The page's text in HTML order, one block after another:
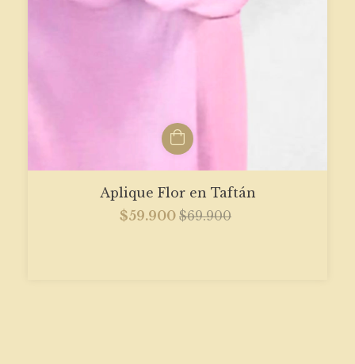
Aplique Flor en Taftán
$59.900 $69.900